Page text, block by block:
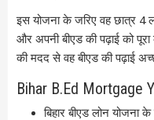
इस योजना के जरिए वह छात्र 4
और अपनी बीएड की पढ़ाई को
की मदद से वह बीएड की पढ़ाई
Bihar B.Ed Mortgage
बिहार बीएड लोन योजना